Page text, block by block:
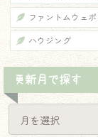
ファントムウェポ
ハウジング
更新月で探す